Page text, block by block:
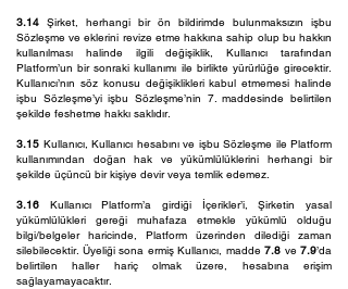
3.14 Şirket, herhangi bir ön bildirimde bulunmaksızın işbu
Sözleşme ve eklerini revize etme hakkına sahip olup bu hakkın
kullanılması halinde ilgili değişiklik, Kullanıcı tarafından
Platform’un bir sonraki kullanımı ile birlikte yürürlüğe girecektir.
Kullanıcı’nın söz konusu değişiklikleri kabul etmemesi halinde
işbu Sözleşme’yi işbu Sözleşme’nin 7. maddesinde belirtilen
şekilde feshetme hakkı saklıdır.
3.15 Kullanıcı, Kullanıcı hesabını ve işbu Sözleşme ile Platform
kullanımından doğan hak ve yükümlülüklerini herhangi bir
şekilde üçüncü bir kişiye devir veya temlik edemez.
3.16 Kullanıcı Platform’a girdiği İçerikler’i, Şirketin yasal
yükümlülükleri gereği muhafaza etmekle yükümlü olduğu
bilgi/belgeler haricinde, Platform üzerinden dilediği zaman
silebilecektir. Üyeliği sona ermiş Kullanıcı, madde 7.8 ve 7.9’da
belirtilen haller hariç olmak üzere, hesabına erişim
sağlayamayacaktır.